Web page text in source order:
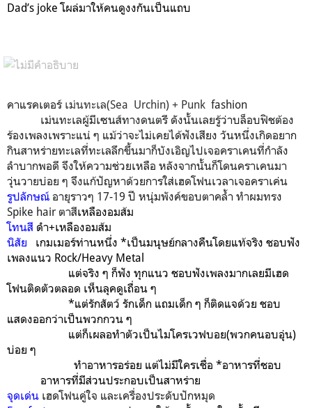
Dad’s joke โผล่มาให้คนดูงงกันเป็นแถบ
คาแรคเตอร์ เม่นทะเล(Sea Urchin) + Punk fashion
เม่นทะเลผู้มีเซนส์ทางดนตรี ดังนั้นเลยรู้ว่าบล็อบฟิชต้อง
ร้องเพลงเพราะแน่ ๆ แม้ว่าจะไม่เคยได้ฟังเสียง วันหนึ่งเกิดอยาก
กินสาหร่ายทะเลที่ทะเลลึกขึ้นมาก็บังเอิญไปเจอคราเคนที่กำลัง
ลำบากพอดี จึงให้ความช่วยเหลือ หลังจากนั้นก็โดนคราเคนมา
วุ่นวายบ่อย ๆ จึงแก้ปัญหาด้วยการใส่เฮดโฟนเวลาเจอคราเค่น
รูปลักษณ์ อายุราวๆ 17-19 ปี หนุ่มพังค์ขอบตาคล้ำ ทำผมทรง
Spike hair ตาสีเหลืองอมส้ม
โทนสี ดำ+เหลืองอมส้ม
นิสัย
เกมเมอร์ท่านหนึ่ง *เป็นมนุษย์กลางคืนโดยแท้จริง ชอบฟัง
เพลงแนว Rock/Heavy Metal
แต่จริง ๆ ก็ฟัง ทุกแนว ชอบฟังเพลงมากเลยมีเฮด
โฟนติดตัวตลอด เห็นลุคดูเถื่อน ๆ
*แต่รักสัตว์ รักเด็ก แถมเด็ก ๆ ก็ติดแจด้วย ชอบ
แสดงออกว่าเป็นพวกกวน ๆ
แต่ก็เผลอทำตัวเป็นไมโครเวฟบอย(พวกคนอบอุ่น)
บ่อย ๆ
ทำอาหารอร่อย แต่ไม่มีใครเชื่อ *อาหารที่ชอบ
อาหารที่มีส่วนประกอบเป็นสาหร่าย
จุดเด่น เฮดโฟนคู่ใจ และเครื่องประดับปักหมุด